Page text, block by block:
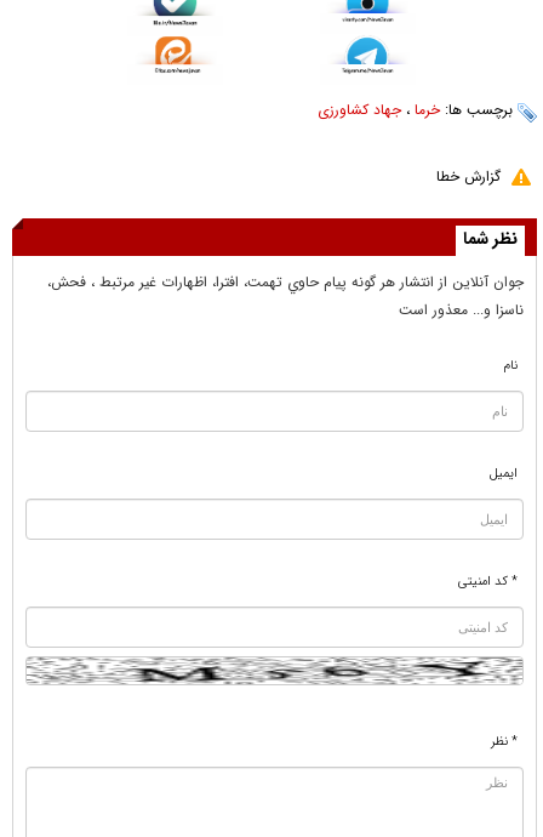
برچسب ها:خرما ،جهاد کشاورزی
گزارش خطا
نظر شما
جوان آنلاين از انتشار هر گونه پيام حاوي تهمت، افترا، اظهارات غير مرتبط ، فحش،
ناسزا و... معذور است
نام
ایمیل
* کد امنیتی
* نظر